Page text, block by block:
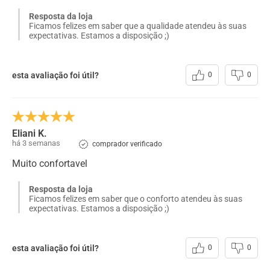
Resposta da loja
Ficamos felizes em saber que a qualidade atendeu às suas
expectativas. Estamos a disposição ;)
esta avaliação foi útil? 0 0
Eliani K.
há 3 semanas comprador verificado
Muito confortavel
Resposta da loja
Ficamos felizes em saber que o conforto atendeu às suas
expectativas. Estamos a disposição ;)
esta avaliação foi útil? 0 0